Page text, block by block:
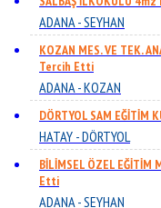
ADANA - SEYHAN
KOZAN MES. VE TEK.
Tercih Etti
ADANA - KOZAN
DÖRTYOL SAM EĞİTİM
HATAY - DÖRTYOL
BİLİMSEL ÖZEL
Etti
ADANA - SEYHAN